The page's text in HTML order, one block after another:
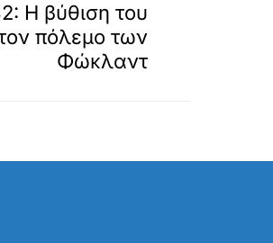
Η βύθιση του
πόλεμο των
Φώκλαντ